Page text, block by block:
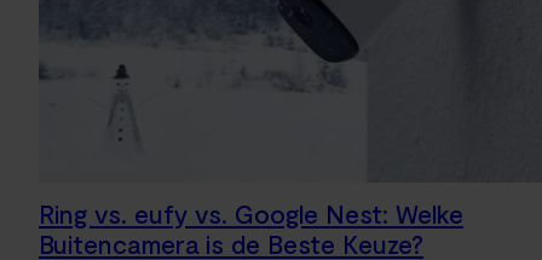
Ring vs. eufy vs. Google Nest: Welke
Buitencamera is de Beste Keuze?